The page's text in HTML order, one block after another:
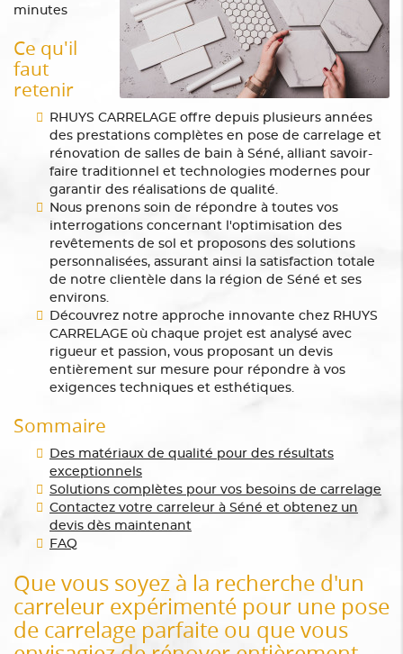
minutes
Ce qu'il
faut
retenir
RHUYS CARRELAGE offre depuis plusieurs années
des prestations complètes en pose de carrelage et
rénovation de salles de bain à Séné, alliant savoir-
faire traditionnel et technologies modernes pour
garantir des réalisations de qualité.
Nous prenons soin de répondre à toutes vos
interrogations concernant l'optimisation des
revêtements de sol et proposons des solutions
personnalisées, assurant ainsi la satisfaction totale
de notre clientèle dans la région de Séné et ses
environs.
Découvrez notre approche innovante chez RHUYS
CARRELAGE où chaque projet est analysé avec
rigueur et passion, vous proposant un devis
entièrement sur mesure pour répondre à vos
exigences techniques et esthétiques.
Sommaire
Des matériaux de qualité pour des résultats
exceptionnels
Solutions complètes pour vos besoins de carrelage
Contactez votre carreleur à Séné et obtenez un
devis dès maintenant
FAQ
Que vous soyez à la recherche d'un
carreleur expérimenté pour une pose
de carrelage parfaite ou que vous